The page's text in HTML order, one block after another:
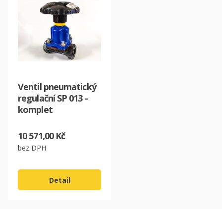
Ventil pneumatický
regulační SP 013 -
komplet
10 571,00 Kč
bez DPH
Detail